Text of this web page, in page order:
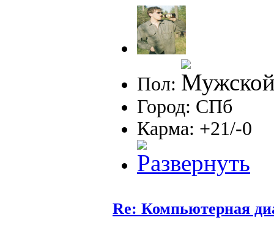
Пол:
Город: СПб
Карма: +21/-0
Re: Компьютерная